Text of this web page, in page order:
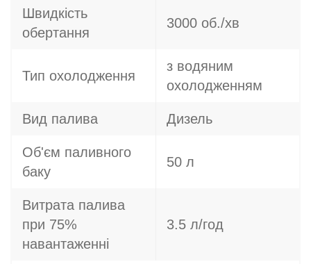
Швидкість
обертання
3000 об./хв
Тип охолодження
з водяним
охолодженням
Вид палива Дизель
Об'єм паливного
баку
50 л
Витрата палива
при 75%
навантаженні
3.5 л/год